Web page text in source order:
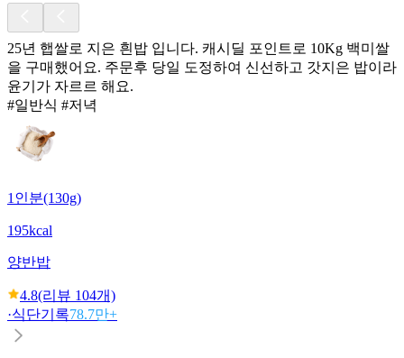
25년 햅쌀로 지은 흰밥 입니다. 캐시딜 포인트로 10Kg 백미쌀
을 구매했어요. 주문후 당일 도정하여 신선하고 갓지은 밥이라
윤기가 자르르 해요.
#일반식 #저녁
1인분(130g)
195kcal
양반밥
4.8(리뷰 104개)
·식단기록78.7만+